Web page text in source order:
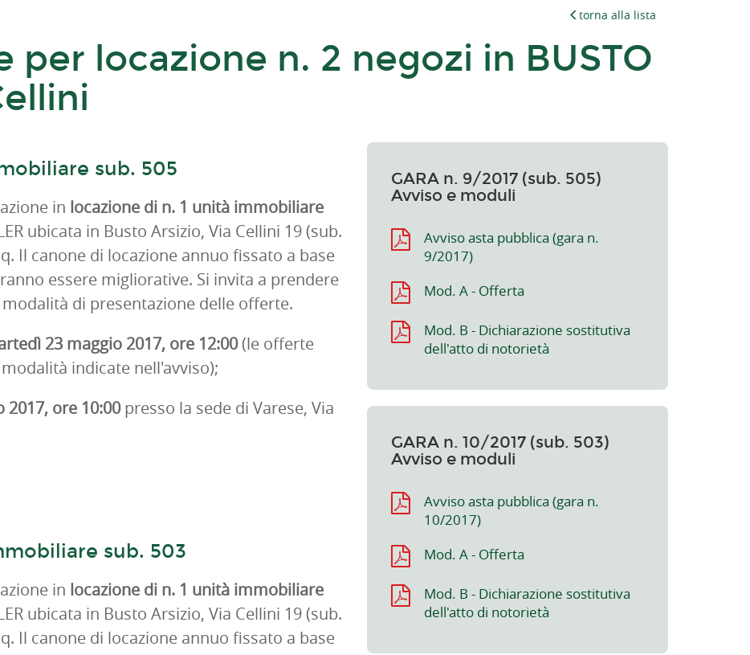
torna alla lista
locazione n. 2 negozi in BUSTO
sub. 505
in locazione di n. 1 unità immobiliare
ubicata in Busto Arsizio, Via Cellini 19 (sub.
Il canone di locazione annuo fissato a base
essere migliorative. Si invita a prendere
di presentazione delle offerte.
23 maggio 2017, ore 12:00(le offerte
indicate nell'avviso);
ore 10:00presso la sede di Varese, Via
sub. 503
in locazione di n. 1 unità immobiliare
ubicata in Busto Arsizio, Via Cellini 19 (sub.
Il canone di locazione annuo fissato a base
GARA n. 9/2017 (sub. 505)
Avviso e moduli
Avviso asta pubblica (gara n.
9/2017)
Mod. A - Offerta
Mod. B - Dichiarazione sostitutiva
dell'atto di notorietà
GARA n. 10/2017 (sub. 503)
Avviso e moduli
Avviso asta pubblica (gara n.
10/2017)
Mod. A - Offerta
Mod. B - Dichiarazione sostitutiva
dell'atto di notorietà